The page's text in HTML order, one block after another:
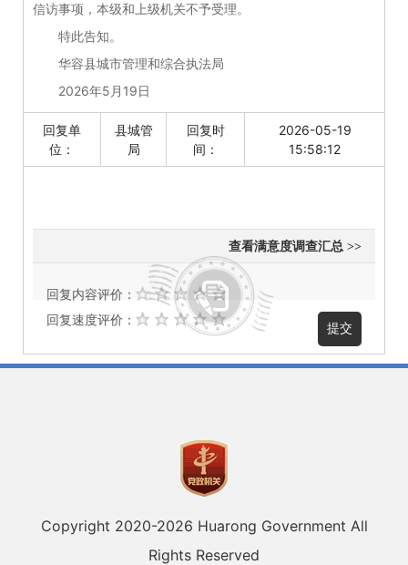
信访事项，本级和上级机关不予受理。
特此告知。
华容县城市管理和综合执法局
2026年5月19日
回复单
位：
县城管
局
回复时
间：
2026-05-19
15:58:12
查看满意度调查汇总 >>
回复内容评价：
回复速度评价：
Copyright 2020-2026 Huarong Government All
Rights Reserved